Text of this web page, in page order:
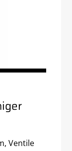
Ventile